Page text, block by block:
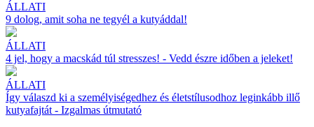
ÁLLATI
9 dolog, amit soha ne tegyél a kutyáddal!
ÁLLATI
4 jel, hogy a macskád túl stresszes! - Vedd észre időben a jeleket!
ÁLLATI
Így válaszd ki a személyiségedhez és életstílusodhoz leginkább illő
kutyafajtát - Izgalmas útmutató